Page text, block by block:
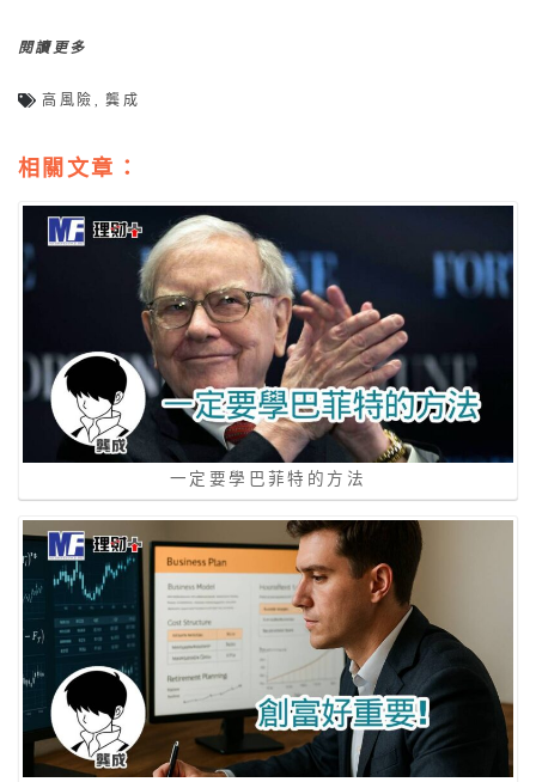
閱讀更多
高風險 ,龔成
相關文章：
一定要學巴菲特的方法